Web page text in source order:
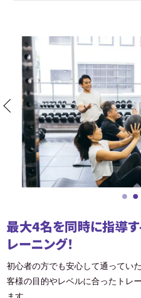
最大4名を同時に指導
レーニング！
初心者の方でも安心して通ってい
客様の目的やレベルに合ったトレ
ます。